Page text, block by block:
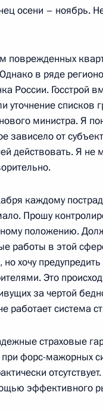
о пресс-
Россия –
посвященном
Кремлевский
памятника
осени – ноябрь.
поврежденных
в ряде
России. Госстрой
уточнение списков
министра. Я
зависело от
действовать. Я не
каждому
Прошу
положению.
работы в этой
но хочу
Это
за чертой
работает система
страховые
при форс-мажорных
эффективного